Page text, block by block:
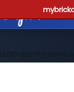
LEGO LEGO® Indiana